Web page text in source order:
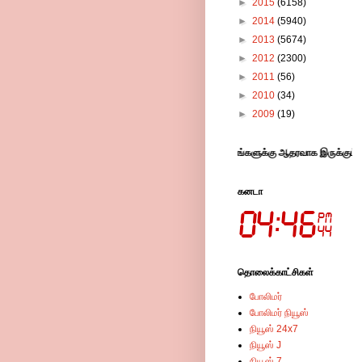
► 2015 (6158)
► 2014 (5940)
► 2013 (5674)
► 2012 (2300)
► 2011 (56)
► 2010 (34)
► 2009 (19)
கிளிக் செய்து விட்டு சென்றால் எங்களுக்கு ஆதரவாக இருக்கும் .தொடர்புகள்-
கனடா
தொலைக்காட்சிகள்
போலிமர்
போலிமர் நியூஸ்
நியூஸ் 24x7
நியூஸ் J